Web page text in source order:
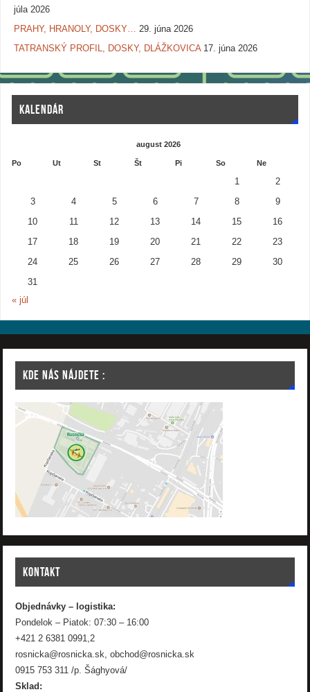
júla 2026
PRAHY, HRANOLY, DOSKY… 29. júna 2026
TATRANSKÝ PROFIL, DOSKY, DLÁŽKOVICA 17. júna 2026
KALENDÁR
august 2026
Po Ut St Št Pi So Ne
1 2
3 4 5 6 7 8 9
10 11 12 13 14 15 16
17 18 19 20 21 22 23
24 25 26 27 28 29 30
31
« júl
KDE NÁS NÁJDETE :
KONTAKT
Objednávky – logistika:
Pondelok – Piatok: 07:30 – 16:00
+421 2 6381 0991,2
rosnicka@rosnicka.sk, obchod@rosnicka.sk
0915 753 311 /p. Šághyová/
Sklad: